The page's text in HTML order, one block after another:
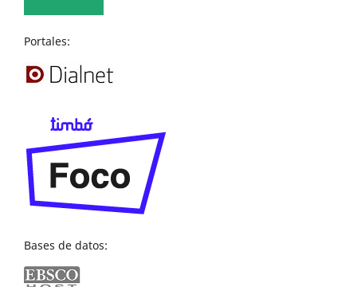
Portales:
Bases de datos: